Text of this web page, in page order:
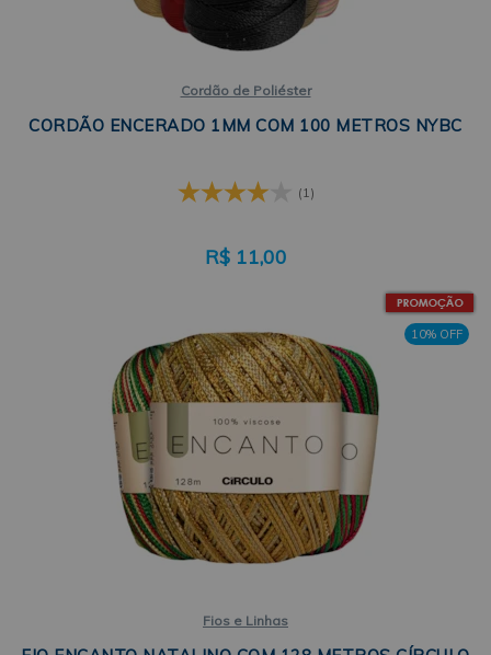
Cordão de Poliéster
CORDÃO ENCERADO 1MM COM 100 METROS NYBC
(1)
R$ 11,00
10% OFF
Fios e Linhas